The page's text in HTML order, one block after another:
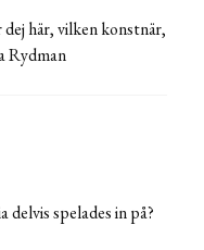
här, vilken konstnär,
Rydman
spelades in på?